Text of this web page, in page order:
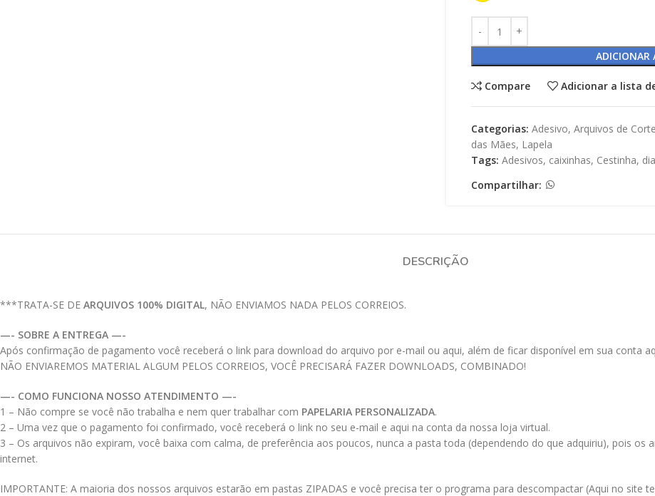
ADICIONAR
Compare Adicionar a lista
Categorias: Adesivo, Arquivos de Corte
das Mães, Lapela
Tags: Adesivos, caixinhas, Cestinha,
Compartilhar:
DESCRIÇÃO
***TRATA-SE DE ARQUIVOS 100% DIGITAL, NÃO ENVIAMOS NADA PELOS CORREIOS.
—- SOBRE A ENTREGA —-
Após confirmação de pagamento você receberá o link para download do arquivo por e-mail ou aqui, além de ficar disponível em sua conta
NÃO ENVIAREMOS MATERIAL ALGUM PELOS CORREIOS, VOCÊ PRECISARÁ FAZER DOWNLOADS, COMBINADO!
—- COMO FUNCIONA NOSSO ATENDIMENTO —-
1 – Não compre se você não trabalha e nem quer trabalhar com PAPELARIA PERSONALIZADA.
2 – Uma vez que o pagamento foi confirmado, você receberá o link no seu e-mail e aqui na conta da nossa loja virtual.
3 – Os arquivos não expiram, você baixa com calma, de preferência aos poucos, nunca a pasta toda (dependendo do que adquiriu), pois os
internet.
IMPORTANTE: A maioria dos nossos arquivos estarão em pastas ZIPADAS e você precisa ter o programa para descompactar (Aqui no site